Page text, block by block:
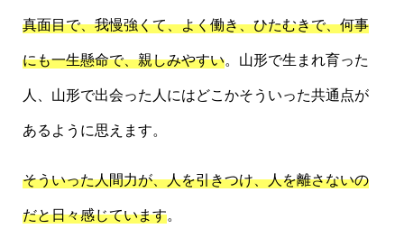
真面目で、我慢強くて、よく働き、ひたむきで、何事
にも一生懸命で、親しみやすい。山形で生まれ育った
人、山形で出会った人にはどこかそういった共通点が
あるように思えます。
そういった人間力が、人を引きつけ、人を離さないの
だと日々感じています。